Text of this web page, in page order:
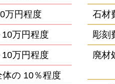
万円程度
10万円程度
10万円程度
体の 10％程度
石材
彫刻
廃材